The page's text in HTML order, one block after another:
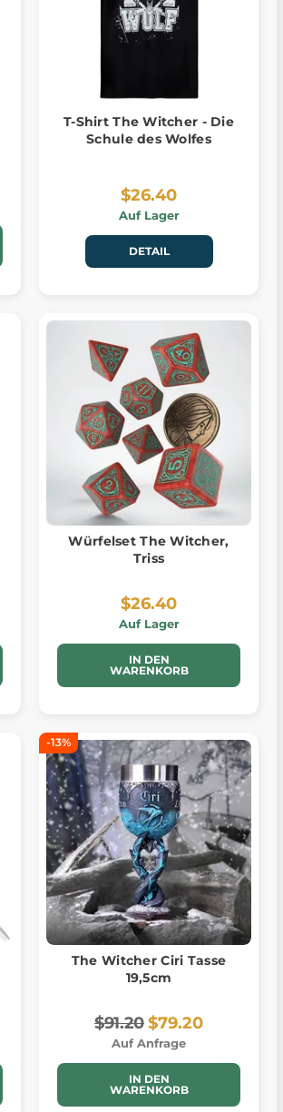
T-Shirt The Witcher - Die
Schule des Wolfes
$26.40
Auf Lager
DETAIL
Würfelset The Witcher,
Triss
$26.40
Auf Lager
IN DEN
WARENKORB
-13%
The Witcher Ciri Tasse
19,5cm
$91.20$79.20
Auf Anfrage
IN DEN
WARENKORB